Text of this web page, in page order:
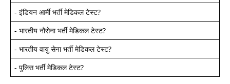
- इंडियन आर्मी भर्ती मेडिकल टेस्ट?
- भारतीय नौसेना भर्ती मेडिकल टेस्ट?
- भारतीय वायु सेना भर्ती मेडिकल टेस्ट?
- पुलिस भर्ती मेडिकल टेस्ट?